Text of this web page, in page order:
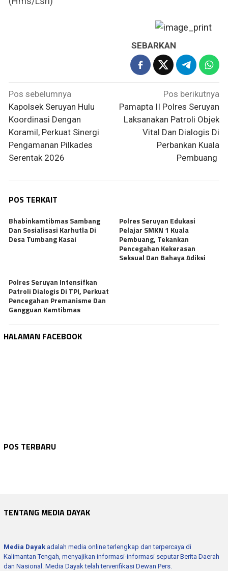
SEBARKAN
Navigasi
pos
Pos sebelumnya
Kapolsek Seruyan Hulu
Koordinasi Dengan
Koramil, Perkuat Sinergi
Pengamanan Pilkades
Serentak 2026
Pos berikutnya
Pamapta II Polres Seruyan
Laksanakan Patroli Objek
Vital Dan Dialogis Di
Perbankan Kuala
Pembuang
POS TERKAIT
Bhabinkamtibmas Sambang
Dan Sosialisasi Karhutla Di
Desa Tumbang Kasai
Polres Seruyan Edukasi
Pelajar SMKN 1 Kuala
Pembuang, Tekankan
Pencegahan Kekerasan
Seksual Dan Bahaya Adiksi
Polres Seruyan Intensifkan
Patroli Dialogis Di TPI, Perkuat
Pencegahan Premanisme Dan
Gangguan Kamtibmas
HALAMAN FACEBOOK
POS TERBARU
Bhabinkamtibmas Sambang Dan Sosialisasi …
Polres Seruyan Edukasi Pelajar SMKN 1 Ku…
WARTA KEPOLISIAN
Polres Seruyan Intensifkan Patroli Dialo…
WARTA KEPOLISIAN
WARTA KEPOLISIAN
TENTANG MEDIA DAYAK
Media Dayak adalah media online terlengkap dan terpercaya di
Kalimantan Tengah, menyajikan informasi-informasi seputar Berita Daerah
dan Nasional. Media Dayak telah terverifikasi Dewan Pers.